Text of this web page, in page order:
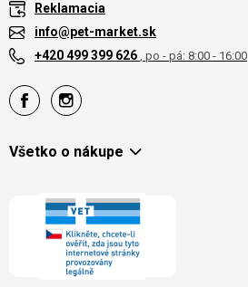
Reklamacia
info@pet-market.sk
+420 499 399 626 , po - pá: 8:00 - 16:00
Všetko o nákupe